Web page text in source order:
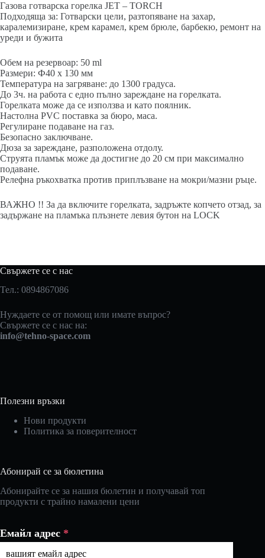
Газова готварска горелка JET – TORCH
Подходяща за: Готварски цели, разтопяване на захар,
каралемизиране, крем карамел, крем брюле, барбекю, ремонт на
уреди и бужита
Обем на резервоар: 50 ml
Размери: Ф40 х 130 мм
Температура на загряване: до 1300 градуса.
До 3ч. на работа с едно пълно зареждане на горелката.
Горелката може да се използва и като поялник.
Настолна PVC поставка за бюро, маса.
Регулиране подаване на газ.
Безопасно заключване.
Дюза за зареждане, разположена отдолу.
Струята пламък може да достигне до 20 см при максимално
подаване.
Релефна ръкохватка против приплъзване на мокри/мазни ръце.
ВАЖНО !! За да включите горелката, задръжте копчето отзад, за
задържане на пламъка плъзнете левия бутон на LOCK
Свържете се с нас
Тел.: 0894867086
Нуждаете се от помощ или имате въпрос?
Свържете се с нас на:
info@tehno-space.com
Полезни връзки
Нови продукти
Политика за поверителност
Абонирай се за бюлетина
Абонирайте се за нашия бюлетин и получавай топ
продукти с трайно намалени цени
Емайл адрес *